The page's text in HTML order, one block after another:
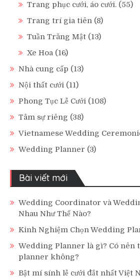
Trang phục cưới, áo cưới. (55)
Trang trí gia tiên (8)
Tuần Trăng Mật (13)
Xe Hoa (16)
Nhà cung cấp (13)
Nội thất cưới (11)
Phong Tục Lễ Cưới (108)
Tâm sự riêng (38)
Vietnamese Wedding
Wedding Planner (3)
Bài viết mới
Wedding Coordinator và
Nhau Như Thế Nào?
Kinh Nghiệm Chọn Wedding
Wedding Planner là gì? Có nên
planner không?
Bật mí sính lễ cưới đắt nhất Việt